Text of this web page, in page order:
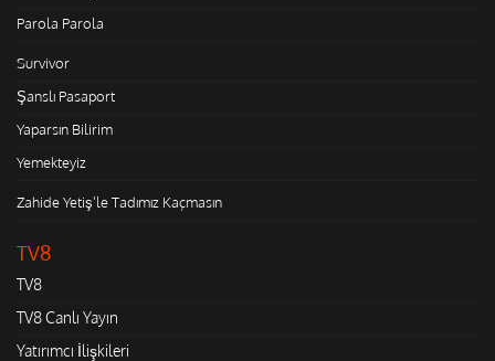
Parola Parola
Survivor
Şanslı Pasaport
Yaparsın Bilirim
Yemekteyiz
Zahide Yetiş'le Tadımız Kaçmasın
TV8
TV8
TV8 Canlı Yayın
Yatırımcı İlişkileri